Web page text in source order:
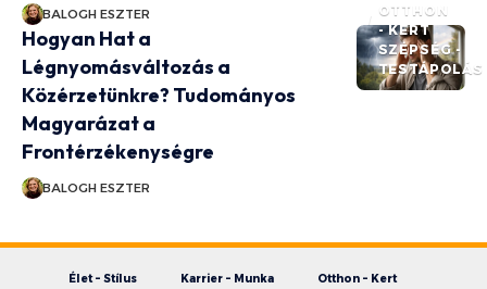
BALOGH ESZTER
OTTHON
- KERT
SZÉPSÉG -
TESTÁPOLÁS
Hogyan Hat a
Légnyomásváltozás a
Közérzetünkre? Tudományos
Magyarázat a
Frontérzékenységre
BALOGH ESZTER
Élet – Stílus Karrier – Munka
Otthon – Kert